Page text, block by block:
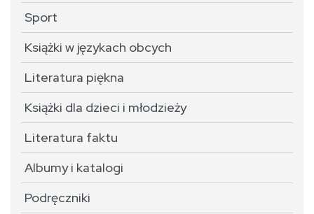
Sport
Książki w językach obcych
Literatura piękna
Książki dla dzieci i młodzieży
Literatura faktu
Albumy i katalogi
Podręczniki